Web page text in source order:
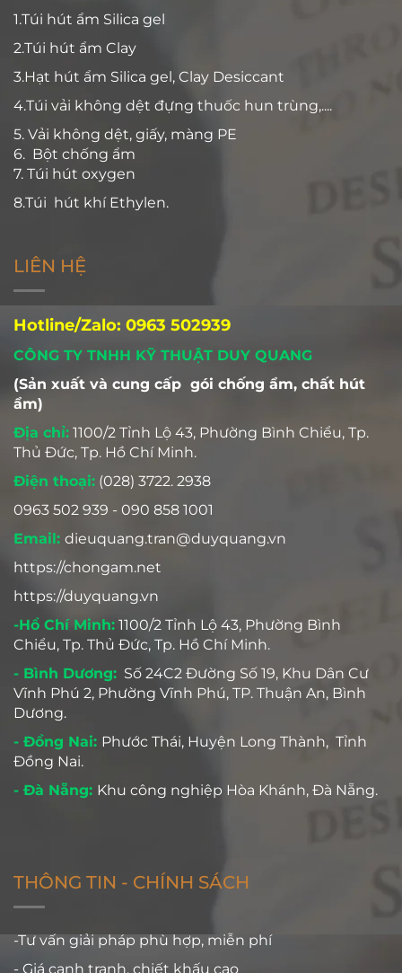
1.Túi hút ẩm Silica gel
2.Túi hút ẩm Clay
3.Hạt hút ẩm Silica gel, Clay Desiccant
4.Túi vải không dệt đựng thuốc hun trùng,....
5. Vải không dệt, giấy, màng PE
6. Bột chống ẩm
7. Túi hút oxygen
8.Túi hút khí Ethylen.
LIÊN HỆ
Hotline/Zalo: 0963 502939
CÔNG TY TNHH KỸ THUẬT DUY QUANG
(Sản xuất và cung cấp gói chống ẩm, chất hút
ẩm)
Địa chỉ: 1100/2 Tỉnh Lộ 43, Phường Bình Chiểu, Tp.
Thủ Đức, Tp. Hồ Chí Minh.
Điện thoại: (028) 3722. 2938
0963 502 939 - 090 858 1001
Email: dieuquang.tran@duyquang.vn
https://chongam.net
https://duyquang.vn
-Hồ Chí Minh: 1100/2 Tỉnh Lộ 43, Phường Bình
Chiểu, Tp. Thủ Đức, Tp. Hồ Chí Minh.
- Bình Dương: Số 24C2 Đường Số 19, Khu Dân Cư
Vĩnh Phú 2, Phường Vĩnh Phú, TP. Thuận An, Bình
Dương.
- Đồng Nai: Phước Thái, Huyện Long Thành, Tỉnh
Đồng Nai.
- Đà Nẵng: Khu công nghiệp Hòa Khánh, Đà Nẵng.
THÔNG TIN - CHÍNH SÁCH
-Tư vấn giải pháp phù hợp, miễn phí
- Giá cạnh tranh, chiết khấu cao